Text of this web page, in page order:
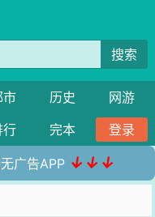
搜索
市 历史
网游
行 完本 登录
广告APP ↓↓↓